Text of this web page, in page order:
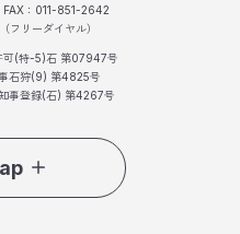
：011-851-2642
リーダイヤル）
可(特-5)石 第07947号
石狩(9) 第4825号
事登録(石) 第4267号